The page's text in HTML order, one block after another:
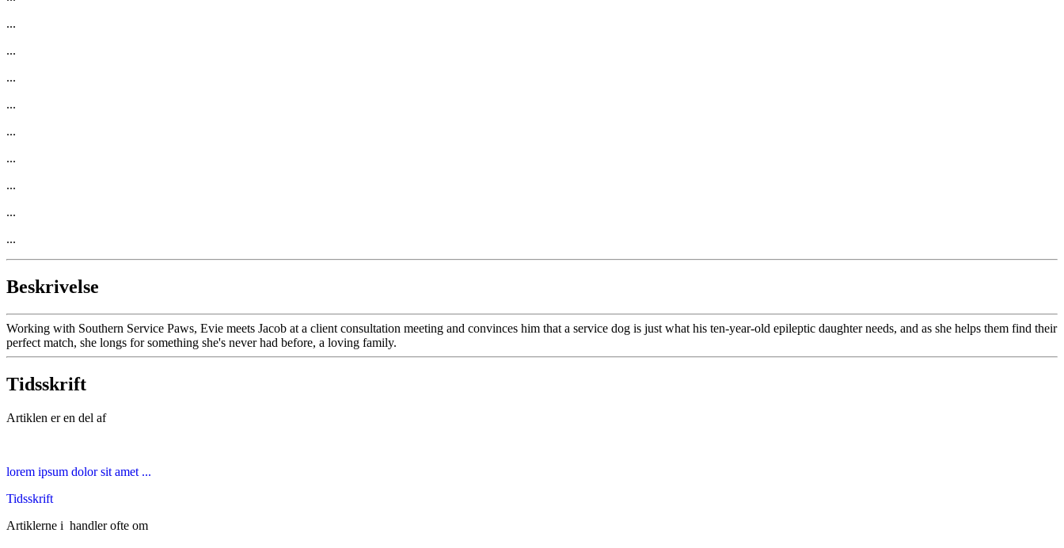
...
...
...
...
...
...
...
...
...
Beskrivelse
Working with Southern Service Paws, Evie meets Jacob at a client consultation meeting and convinces him that a service dog is just what his ten-year-old epileptic daughter needs, and as she helps them find their
perfect match, she longs for something she's never had before, a loving family.
Tidsskrift
Artiklen er en del af
lorem ipsum dolor sit amet ...
Tidsskrift
Artiklerne i handler ofte om